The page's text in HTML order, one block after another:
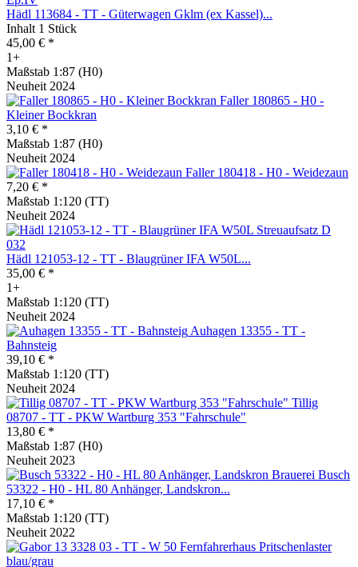
Hädl 113684 - TT - Güterwagen Gklm (ex Kassel)...
Inhalt 1 Stück
45,00 € *
1+
Maßstab 1:87 (H0)
Neuheit 2024
Faller 180865 - H0 -
Kleiner Bockkran
3,10 € *
Maßstab 1:87 (H0)
Neuheit 2024
Faller 180418 - H0 - Weidezaun
7,20 € *
Maßstab 1:120 (TT)
Neuheit 2024
Hädl 121053-12 - TT - Blaugrüner IFA W50L...
35,00 € *
1+
Maßstab 1:120 (TT)
Neuheit 2024
Auhagen 13355 - TT -
Bahnsteig
39,10 € *
Maßstab 1:120 (TT)
Neuheit 2024
Tillig
08707 - TT - PKW Wartburg 353 "Fahrschule"
13,80 € *
Maßstab 1:87 (H0)
Neuheit 2023
Busch
53322 - H0 - HL 80 Anhänger, Landskron...
17,10 € *
Maßstab 1:120 (TT)
Neuheit 2022